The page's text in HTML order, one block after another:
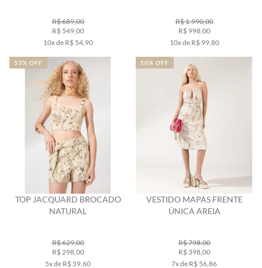
R$ 689,00
R$ 549,00
10x de R$ 54,90
R$ 1.990,00
R$ 998,00
10x de R$ 99,80
TOP JACQUARD BROCADO
NATURAL
R$ 629,00
R$ 298,00
5x de R$ 59,60
53% OFF
VESTIDO MAPAS FRENTE
ÚNICA AREIA
R$ 798,00
R$ 398,00
7x de R$ 56,86
50% OFF